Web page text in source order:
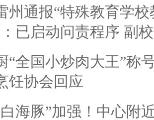
州通报“特殊教育学
已启动问责程序 副
“全国小炒肉大王”称
饪协会回应
海豚”加强！中心附